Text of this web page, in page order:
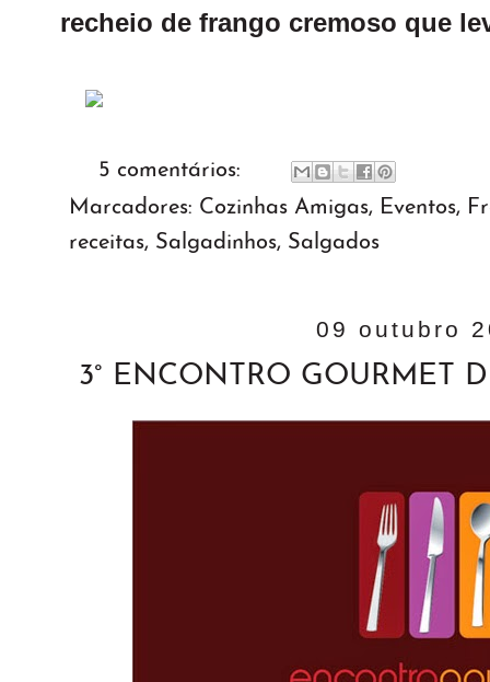
recheio de frango cremoso que
5 comentários:
Marcadores: Cozinhas Amigas, Eventos,
receitas, Salgadinhos, Salgados
09 outubro
3° ENCONTRO GOURMET